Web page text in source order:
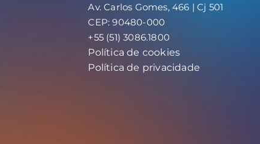
Av. Carlos Gomes, 466 | Cj 501
CEP: 90480-000
+55 (51) 3086.1800
Política de cookies
Política de privacidade